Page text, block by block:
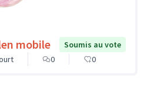
mobile
Soumis au vote
0 0